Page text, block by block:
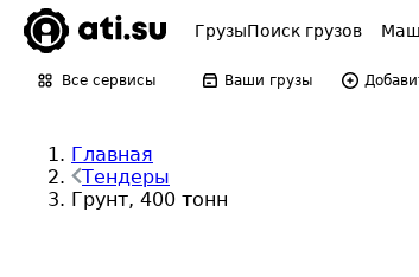
ГрузыПоиск грузов
Все сервисы Ваши грузы
Главная
Тендеры
Грунт, 400 тонн